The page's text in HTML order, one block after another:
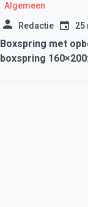
Algemeen
Redactie 25
Boxspring met
boxspring